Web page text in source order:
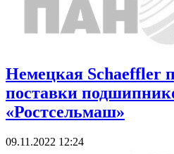
Немецкая Schaeffler
поставки
«Ростсельмаш»
09.11.2022 12:24